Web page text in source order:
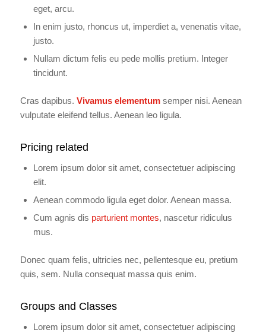
eget, arcu.
In enim justo, rhoncus ut, imperdiet a, venenatis vitae,
justo.
Nullam dictum felis eu pede mollis pretium. Integer
tincidunt.
Cras dapibus. Vivamus elementumsemper nisi. Aenean
vulputate eleifend tellus. Aenean leo ligula.
Pricing related
Lorem ipsum dolor sit amet, consectetuer adipiscing
elit.
Aenean commodo ligula eget dolor. Aenean massa.
Cum agnis dis parturient montes, nascetur ridiculus
mus.
Donec quam felis, ultricies nec, pellentesque eu, pretium
quis, sem. Nulla consequat massa quis enim.
Groups and Classes
Lorem ipsum dolor sit amet, consectetuer adipiscing